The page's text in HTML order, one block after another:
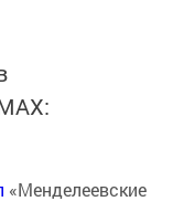
«Менделеевские